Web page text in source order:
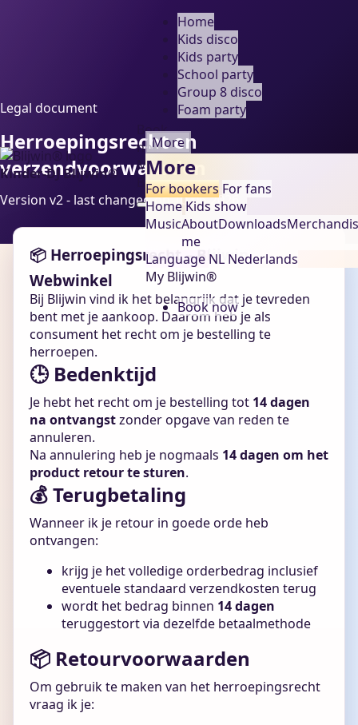
Kinder-DJ Blijwin®
Book
now
My
Blijwin®
Home
Kids disco
Kids party
School party
Group 8 disco
Foam party
More
More
For bookers For fans
Home Kids show
MusicAbout
me
Downloads
Language NL Nederlands
My Blijwin®
Book now
Legal document
Herroepingsrecht en
verzendvoorwaarden
Version v2 - last changed on 10-06-2026
📦 Herroepingsrecht – Blijwin
Webwinkel
Bij Blijwin vind ik het belangrijk dat je tevreden
bent met je aankoop. Daarom heb je als
consument het recht om je bestelling te
herroepen.
🕒 Bedenktijd
Je hebt het recht om je bestelling tot 14 dagen
na ontvangstzonder opgave van reden te
annuleren.
Na annulering heb je nogmaals 14 dagen om het
product retour te sturen.
💰 Terugbetaling
Wanneer ik je retour in goede orde heb
ontvangen:
krijg je het volledige orderbedrag inclusief
eventuele standaard verzendkosten terug
wordt het bedrag binnen 14 dagen
teruggestort via dezelfde betaalmethode
📦 Retourvoorwaarden
Om gebruik te maken van het herroepingsrecht
vraag ik je: